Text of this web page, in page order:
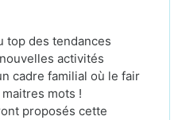
top des tendances
activités
cadre familial où le fair
mots !
proposés cette